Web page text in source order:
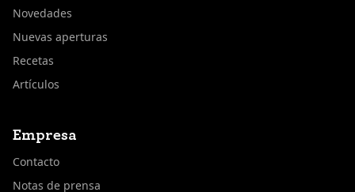
Novedades
Nuevas aperturas
Recetas
Artículos
Empresa
Contacto
Notas de prensa